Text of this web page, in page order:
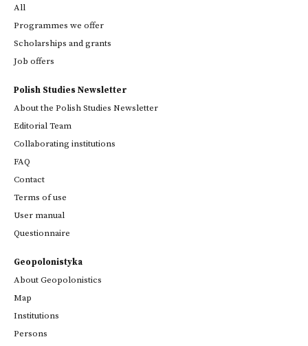
All
Programmes we offer
Scholarships and grants
Job offers
Polish Studies Newsletter
About the Polish Studies Newsletter
Editorial Team
Collaborating institutions
FAQ
Contact
Terms of use
User manual
Questionnaire
Geopolonistyka
About Geopolonistics
Map
Institutions
Persons